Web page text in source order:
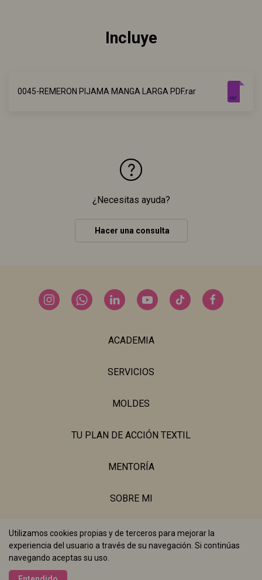
Incluye
0045-REMERON PIJAMA MANGA LARGA PDF.rar
rar
¿Necesitas ayuda?
Hacer una consulta
ACADEMIA
SERVICIOS
MOLDES
TU PLAN DE ACCIÓN TEXTIL
MENTORÍA
SOBRE MI
BLOG
Utilizamos cookies propias y de terceros para mejorar la
experiencia del usuario a través de su navegación. Si continúas
navegando aceptas su uso.